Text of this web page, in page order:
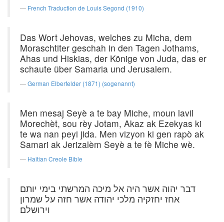
French Traduction de Louis Segond (1910)
Das Wort Jehovas, welches zu Micha, dem
Moraschtiter geschah in den Tagen Jothams,
Ahas und Hiskias, der Könige von Juda, das er
schaute über Samaria und Jerusalem.
German Elberfelder (1871) (sogenannt)
Men mesaj Seyè a te bay Miche, moun lavil
Morechèt, sou rèy Jotam, Akaz ak Ezekyas ki
te wa nan peyi jida. Men vizyon ki gen rapò ak
Samari ak Jerizalèm Seyè a te fè Miche wè.
Haitian Creole Bible
דבר יהוה אשר היה אל מיכה המרשתי בימי יותם
אחז יחזקיה מלכי יהודה אשר חזה על שמרון
וירושלם׃